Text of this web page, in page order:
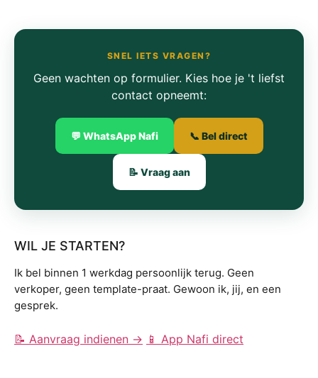
SNEL IETS VRAGEN?
Geen wachten op formulier. Kies hoe je 't liefst
contact opneemt:
💬 WhatsApp Nafi 📞 Bel direct
📝 Vraag aan
WIL JE STARTEN?
Ik bel binnen 1 werkdag persoonlijk terug. Geen
verkoper, geen template-praat. Gewoon ik, jij, en een
gesprek.
📝 Aanvraag indienen → 📱 App Nafi direct